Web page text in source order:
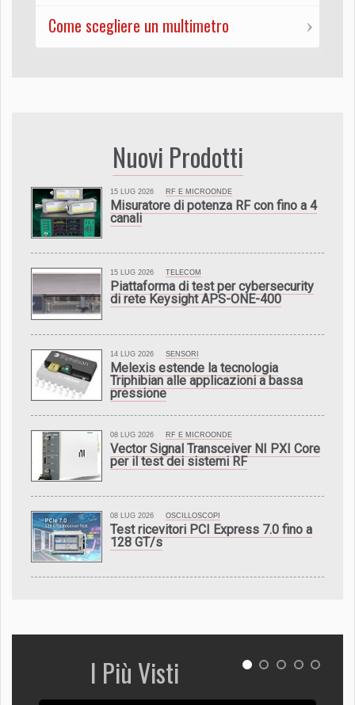
Come scegliere un multimetro
Nuovi Prodotti
15 LUG 2026 RF E MICROONDE
Misuratore di potenza RF con fino a 4
canali
15 LUG 2026 TELECOM
Piattaforma di test per cybersecurity
di rete Keysight APS-ONE-400
14 LUG 2026 SENSORI
Melexis estende la tecnologia
Triphibian alle applicazioni a bassa
pressione
08 LUG 2026 RF E MICROONDE
Vector Signal Transceiver NI PXI Core
per il test dei sistemi RF
08 LUG 2026 OSCILLOSCOPI
Test ricevitori PCI Express 7.0 fino a
128 GT/s
I Più Visti